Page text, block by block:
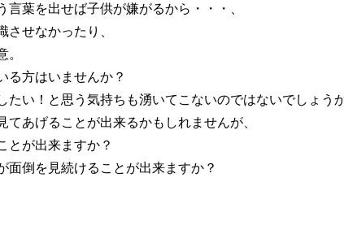
言葉を出せば子供が嫌がるから・・・、
せなかったり、
。
る方はいませんか？
たい！と思う気持ちも湧いてこないのではないでしょう
あげることが出来るかもしれませんが、
とが出来ますか？
面倒を見続けることが出来ますか？